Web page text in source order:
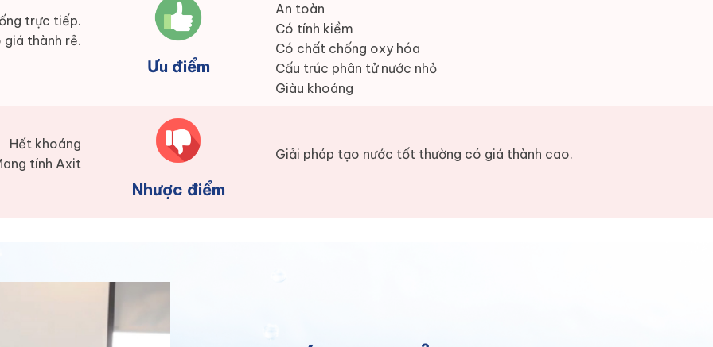
trực tiếp.
thành rẻ.
Ưu điểm
An toàn
Có tính kiềm
Có chất chống oxy hóa
Cấu trúc phân tử nước nhỏ
Giàu khoáng
Hết khoáng
tính Axit
Nhược điểm
Giải pháp tạo nước tốt thường có giá thành cao.